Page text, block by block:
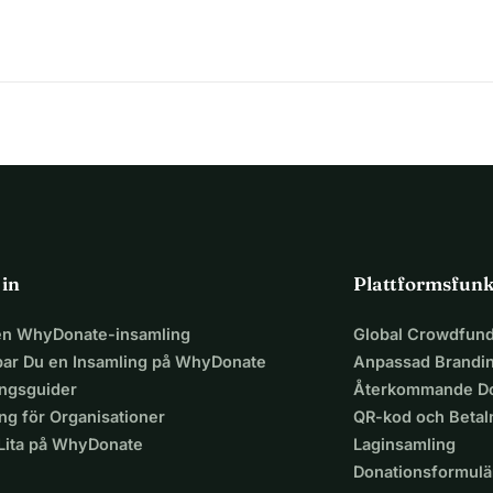
säga: "Snälla, ge inte upp på mig snälla hjälp mig att se
leksakerna, även om hon är full av glädje och vill hämta;
framför henne.
göra alla dessa saker om hon bara kunde se ordentligt.
och vet hur världen känns utan klart seende. Det smärtar
räckhåll.
in
WhyDonate-insamling
Du en Insamling på WhyDonate
för Organisationer
på WhyDonate
Global
Anpassad
Återkommande
QR-kod och
Laginsamling